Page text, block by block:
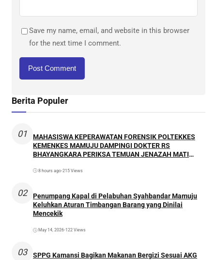
Save my name, email, and website in this browser
for the next time I comment.
Berita Populer
01
MAHASISWA KEPERAWATAN FORENSIK POLTEKKES
KEMENKES MAMUJU DAMPINGI DOKTER RS
BHAYANGKARA PERIKSA TEMUAN JENAZAH MATI
8 hours ago•215 Views
02
Penumpang Kapal di Pelabuhan Syahbandar Mamuju
Keluhkan Aturan Timbangan Barang yang Dinilai
Mencekik
May 14, 2026•122 Views
03 SPPG Kamansi Bagikan Makanan Bergizi Sesuai AKG